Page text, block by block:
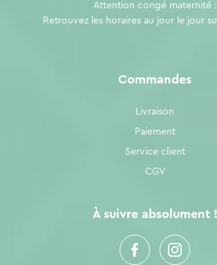
Commandes
Livraison
Paiement
Service client
CGV
À suivre absolument !
Attention congé maternité :
Retrouvez les horaires au jour le jour